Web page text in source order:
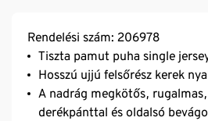
Rendelési szám: 206978
Tiszta pamut puha single
Hosszú ujjú felsőrész kerek
A nadrág megkötős,
derékpánttal és oldalsó